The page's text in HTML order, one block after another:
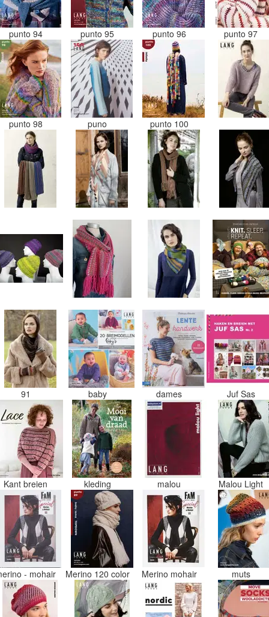
punto 94 punto 95 punto 96 punto 97
punto 98 puno punto 100
91 baby dames Juf Sas
Kant breien kleding malou Malou Light
- mohair Merino 120 color Merino mohair muts